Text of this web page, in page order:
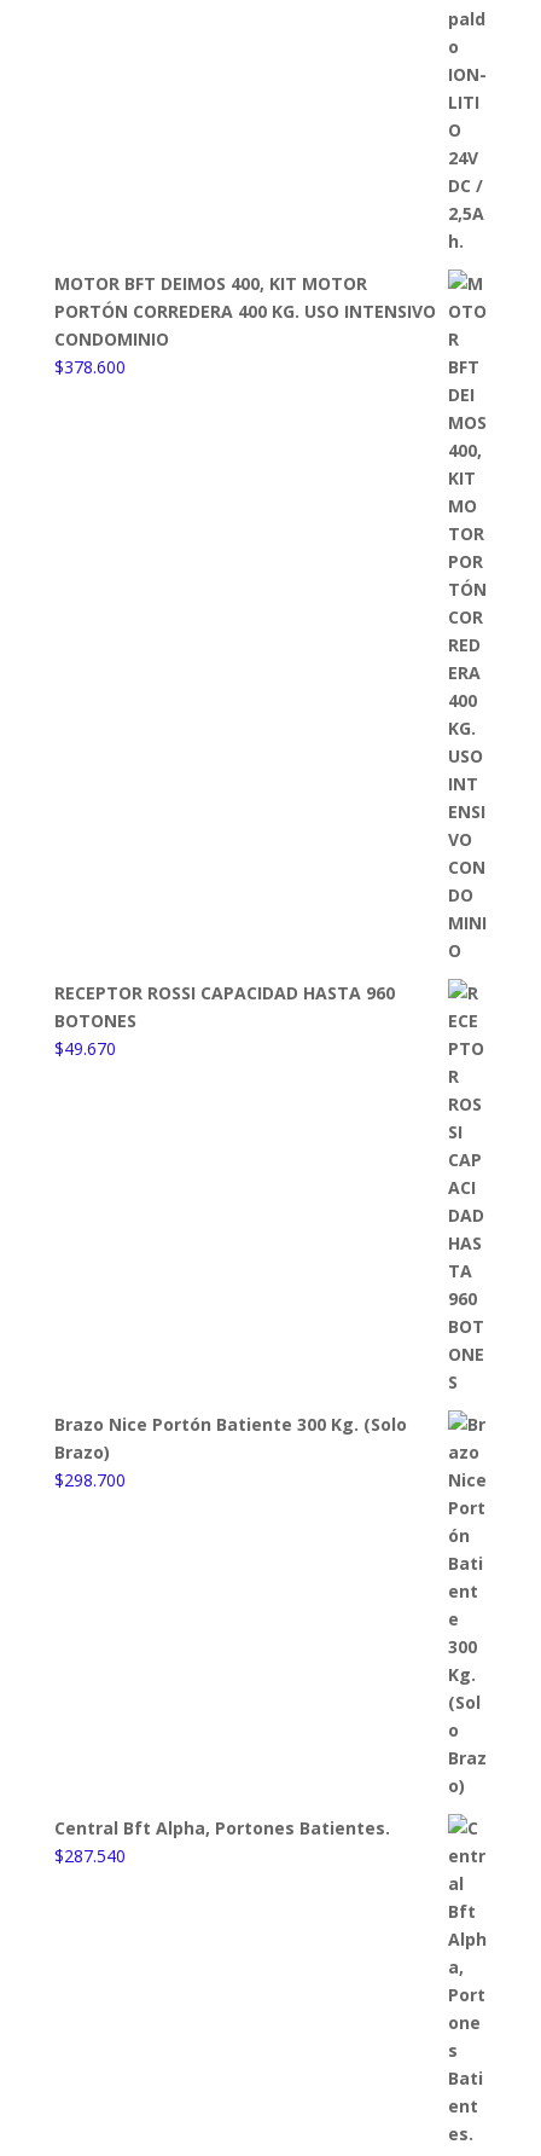
MOTOR BFT DEIMOS 400, KIT MOTOR
PORTÓN CORREDERA 400 KG. USO INTENSIVO
CONDOMINIO
$378.600
RECEPTOR ROSSI CAPACIDAD HASTA 960
BOTONES
$49.670
Brazo Nice Portón Batiente 300 Kg. (Solo
Brazo)
$298.700
Central Bft Alpha, Portones Batientes.
$287.540